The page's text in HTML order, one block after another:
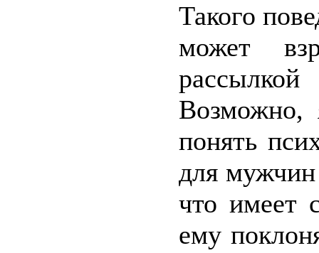
Такого
может
понять
для мужчин
что имеет
ему